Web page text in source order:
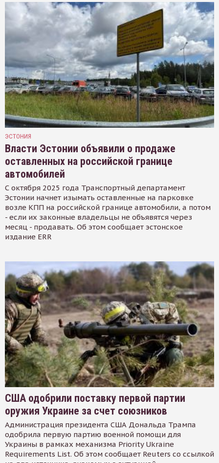
ЭСТОНИЯ
Власти Эстонии объявили о продаже
оставленных на российской границе
автомобилей
С октября 2025 года Транспортный департамент
Эстонии начнет изымать оставленные на парковке
возле КПП на российской границе автомобили, а потом
- если их законные владельцы не объявятся через
месяц - продавать. Об этом сообщает эстонское
издание ERR
США одобрили поставку первой партии
оружия Украине за счет союзников
Администрация президента США Дональда Трампа
одобрила первую партию военной помощи для
Украины в рамках механизма Priority Ukraine
Requirements List. Об этом сообщает Reuters со ссылкой